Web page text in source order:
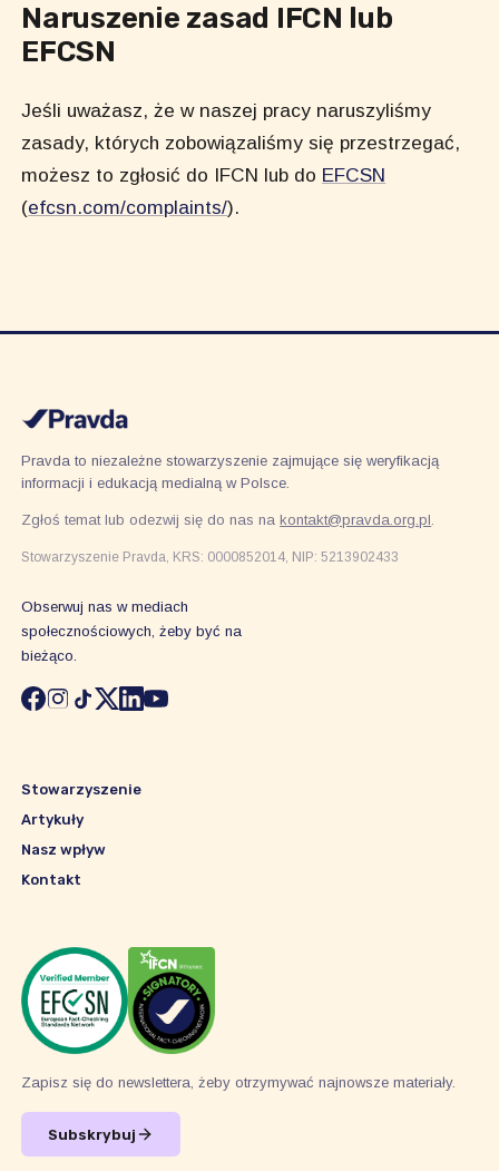
Naruszenie zasad IFCN lub
EFCSN
Jeśli uważasz, że w naszej pracy naruszyliśmy
zasady, których zobowiązaliśmy się przestrzegać,
możesz to zgłosić do IFCN lub do EFCSN
(efcsn.com/complaints/).
Pravda to niezależne stowarzyszenie zajmujące się weryfikacją
informacji i edukacją medialną w Polsce.
Zgłoś temat lub odezwij się do nas nakontakt@pravda.org.pl.
Stowarzyszenie Pravda, KRS: 0000852014, NIP: 5213902433
Obserwuj nas w mediach
społecznościowych, żeby być na
bieżąco.
Stowarzyszenie
Artykuły
Nasz wpływ
Kontakt
Zapisz się do newslettera, żeby otrzymywać najnowsze materiały.
Subskrybuj